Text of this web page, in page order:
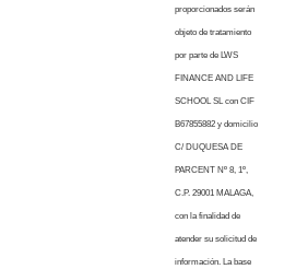
proporcionados serán
objeto de tratamiento
por parte de LWS
FINANCE AND LIFE
SCHOOL SL con CIF
B67855882 y domicilio
C/ DUQUESA DE
PARCENT Nº 8, 1º,
C.P. 29001 MALAGA,
con la finalidad de
atender su solicitud de
información. La base